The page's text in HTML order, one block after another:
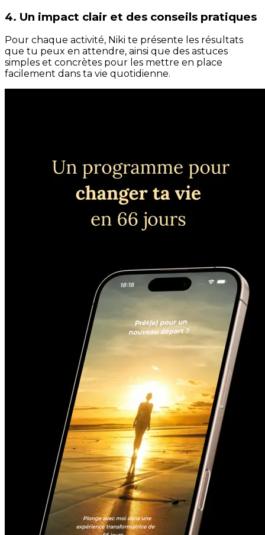
4. Un impact clair et des conseils pratiques
Pour chaque activité, Niki te présente les résultats
que tu peux en attendre, ainsi que des astuces
simples et concrètes pour les mettre en place
facilement dans ta vie quotidienne.